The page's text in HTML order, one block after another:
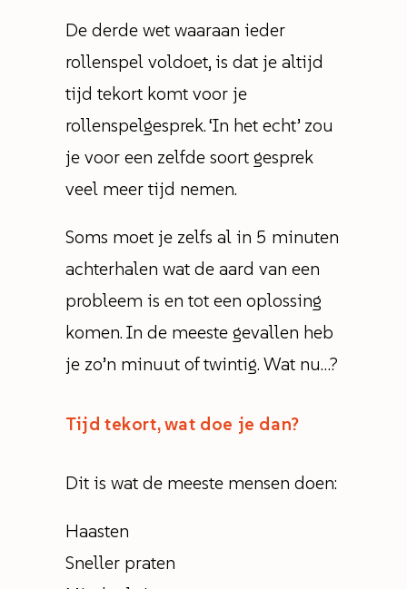
De derde wet waaraan ieder
rollenspel voldoet, is dat je altijd
tijd tekort komt voor je
rollenspelgesprek. ‘In het echt’ zou
je voor een zelfde soort gesprek
veel meer tijd nemen.
Soms moet je zelfs al in 5 minuten
achterhalen wat de aard van een
probleem is en tot een oplossing
komen. In de meeste gevallen heb
je zo’n minuut of twintig. Wat nu…?
Tijd tekort, wat doe je dan?
Dit is wat de meeste mensen doen:
Haasten
Sneller praten